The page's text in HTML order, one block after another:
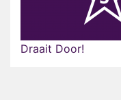
Draait Door!